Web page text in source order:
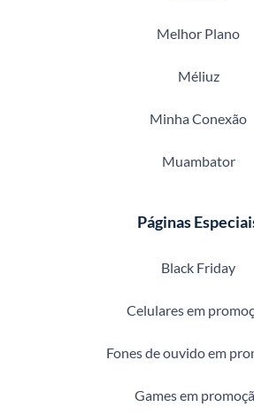
Melhor Plano
Méliuz
Minha Conexão
Muambator
Páginas
Black Friday
Celulares em
Fones de ouvido em
Games em